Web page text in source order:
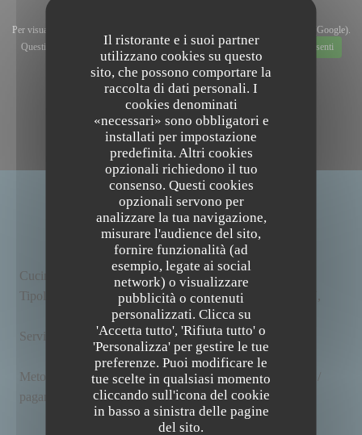
Il ristorante e i suoi partner
utilizzano cookies su questo
sito, che possono comportare la
raccolta di dati personali. I
cookies denominati
«necessari» sono obbligatori e
installati per impostazione
predefinita. Altri cookies
opzionali richiedono il tuo
consenso. Questi cookies
opzionali servono per
analizzare la tua navigazione,
misurare l'audience del sito,
fornire funzionalità (ad
esempio, legate ai social
network) o visualizzare
pubblicità o contenuti
personalizzati. Clicca su
'Accetta tutto', 'Rifiuta tutto' o
'Personalizza' per gestire le tue
preferenze. Puoi modificare le
tue scelte in qualsiasi momento
cliccando sull'icona del cookie
in basso a sinistra delle pagine
del sito.
Per visualizzare la mappa interattiva Waze, devi accettare i cookie di Waze Map (Google).
Questi cookie possono raccogliere dati di navigazione e localizzazione.
Consenti
INFORMAZIONI PRATICHE
Cucina
Locale, , Bio, Fatto in casa, Fresco
Tipologia
BAR RESTAURANT BIO ET FAIT MAISON,
Ristorante Bistronomique, Ristorante Vegano
Servizi
Wifi, Privatizzazione, Aria condizionata, Accesso
Metodo di
pagamento
Pagamento mobile, Senza contatto, Eurocard /
Mastercard, Contanti, Visa, Bancomat
The Friendly Kitchen